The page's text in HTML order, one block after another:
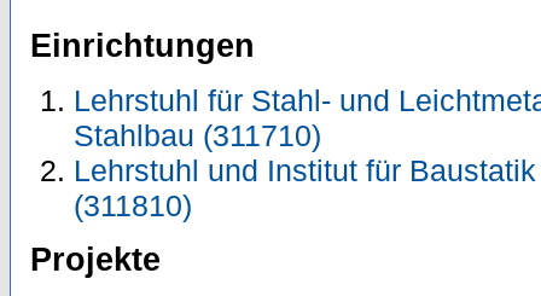
Einrichtungen
Lehrstuhl für Stahl- und
Stahlbau (311710)
Lehrstuhl und Institut für
(311810)
Projekte